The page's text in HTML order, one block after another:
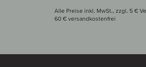
Alle Preise inkl. MwSt., zzgl. 5 €
60 € versand­kosten­frei